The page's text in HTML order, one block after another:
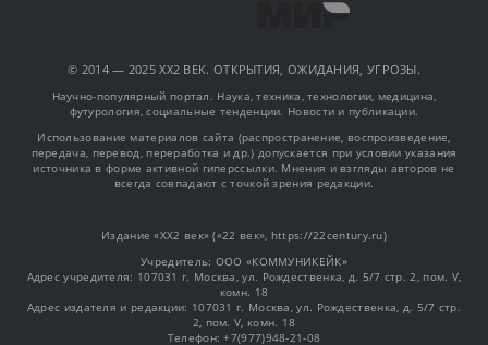
© 2014 — 2025 XX2 ВЕК. ОТКРЫТИЯ, ОЖИДАНИЯ, УГРОЗЫ.
Научно-популярный портал. Наука, техника, технологии, медицина,
футурология, социальные тенденции. Новости и публикации.
Использование материалов сайта (распространение, воспроизведение,
передача, перевод, переработка и др.) допускается при условии указания
источника в форме активной гиперссылки. Мнения и взгляды авторов не
всегда совпадают с точкой зрения редакции.
Издание «XX2 век» («22 век», https://22century.ru)
Учредитель: OOO «КОММУНИКЕЙК»
Адрес учредителя: 107031 г. Москва, ул. Рождественка, д. 5/7 стр. 2, пом. V,
комн. 18
Адрес издателя и редакции: 107031 г. Москва, ул. Рождественка, д. 5/7 стр.
2, пом. V, комн. 18
Телефон: +7(977)948-21-08